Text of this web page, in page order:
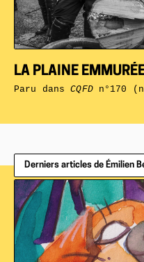
LA PLAINE
Paru dansCQFDn°170
Derniers articles de Émilien